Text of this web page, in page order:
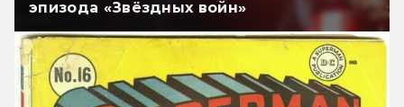
эпизода «Звёздных войн»